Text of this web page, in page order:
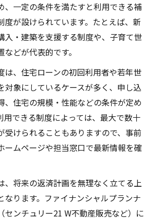
、一定の条件を満たすと利用できる補
度が設けられています。たとえば、新
入・建築を支援する制度や、子育て世
どが代表的です。
は、住宅ローンの初回利用者や若年世
対象にしているケースが多く、申し込
、住宅の規模・性能などの条件が定め
用できる制度によっては、最大で数十
受けられることもありますので、事前
ームページや担当窓口で最新情報を確
、将来の返済計画を無理なく立てる上
なります。ファイナンシャルプランナ
センチュリー21 W不動産販売など）に